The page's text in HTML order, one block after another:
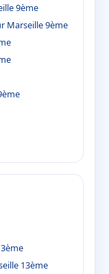
9ème
Marseille 9ème
13ème